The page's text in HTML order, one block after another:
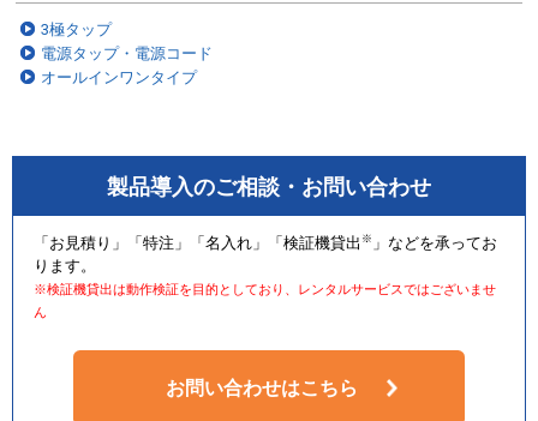
3極タップ
電源タップ・電源コード
オールインワンタイプ
製品導入のご相談・お問い合わせ
「お見積り」「特注」「名入れ」「検証機貸出 ※ 」などを承ってお
ります。
※検証機貸出は動作検証を目的としており、レンタルサービスではございませ
ん
お問い合わせはこちら